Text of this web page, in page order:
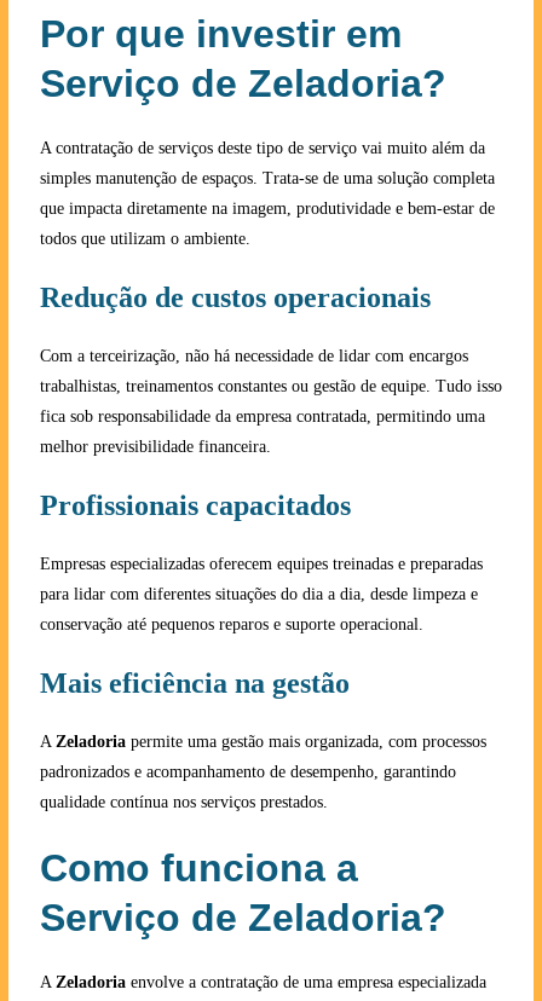
Por que investir em
Serviço de Zeladoria?
A contratação de serviços deste tipo de serviço vai muito além da
simples manutenção de espaços. Trata-se de uma solução completa
que impacta diretamente na imagem, produtividade e bem-estar de
todos que utilizam o ambiente.
Redução de custos operacionais
Com a terceirização, não há necessidade de lidar com encargos
trabalhistas, treinamentos constantes ou gestão de equipe. Tudo isso
fica sob responsabilidade da empresa contratada, permitindo uma
melhor previsibilidade financeira.
Profissionais capacitados
Empresas especializadas oferecem equipes treinadas e preparadas
para lidar com diferentes situações do dia a dia, desde limpeza e
conservação até pequenos reparos e suporte operacional.
Mais eficiência na gestão
A Zeladoria permite uma gestão mais organizada, com processos
padronizados e acompanhamento de desempenho, garantindo
qualidade contínua nos serviços prestados.
Como funciona a
Serviço de Zeladoria?
A Zeladoria envolve a contratação de uma empresa especializada